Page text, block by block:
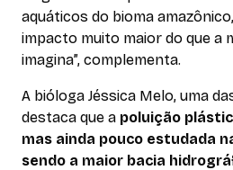
aquáticos do bioma
impacto muito maior do que a
imagina”, complementa.
A bióloga Jéssica Melo, uma
destaca que a poluição
mas ainda pouco estudada
sendo a maior bacia